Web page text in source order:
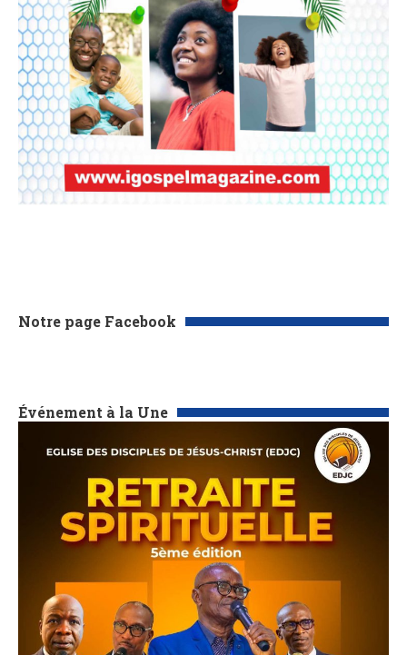
Notre page Facebook
Événement à la Une